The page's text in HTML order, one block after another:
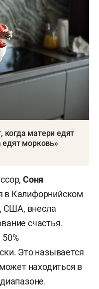
когда матери едят
едят морковь»
Соня
в Калифорнийском
США, внесла
счастья.
Это называется
находиться в